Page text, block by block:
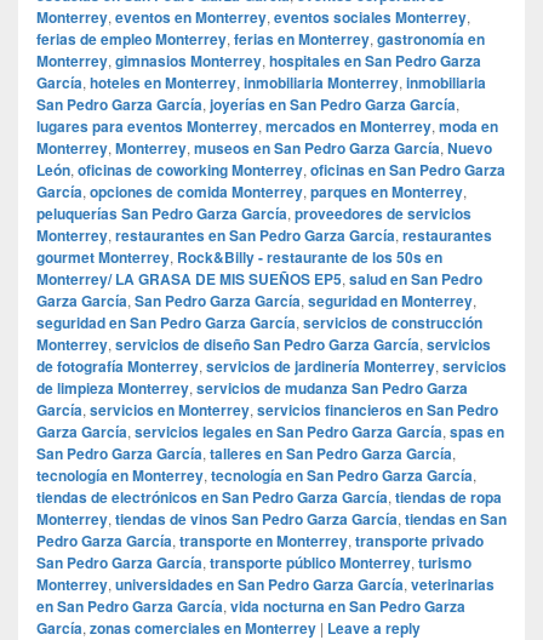
Monterrey, eventos en Monterrey, eventos sociales Monterrey,
ferias de empleo Monterrey, ferias en Monterrey, gastronomía en
Monterrey, gimnasios Monterrey, hospitales en San Pedro Garza
García, hoteles en Monterrey, inmobiliaria Monterrey, inmobiliaria
San Pedro Garza García, joyerías en San Pedro Garza García,
lugares para eventos Monterrey, mercados en Monterrey, moda en
Monterrey, Monterrey, museos en San Pedro Garza García, Nuevo
León, oficinas de coworking Monterrey, oficinas en San Pedro Garza
García, opciones de comida Monterrey, parques en Monterrey,
peluquerías San Pedro Garza García, proveedores de servicios
Monterrey, restaurantes en San Pedro Garza García, restaurantes
gourmet Monterrey, Rock&Billy - restaurante de los 50s en
Monterrey/ LA GRASA DE MIS SUEÑOS EP5, salud en San Pedro
Garza García, San Pedro Garza García, seguridad en Monterrey,
seguridad en San Pedro Garza García, servicios de construcción
Monterrey, servicios de diseño San Pedro Garza García, servicios
de fotografía Monterrey, servicios de jardinería Monterrey, servicios
de limpieza Monterrey, servicios de mudanza San Pedro Garza
García, servicios en Monterrey, servicios financieros en San Pedro
Garza García, servicios legales en San Pedro Garza García, spas en
San Pedro Garza García, talleres en San Pedro Garza García,
tecnología en Monterrey, tecnología en San Pedro Garza García,
tiendas de electrónicos en San Pedro Garza García, tiendas de ropa
Monterrey, tiendas de vinos San Pedro Garza García, tiendas en San
Pedro Garza García, transporte en Monterrey, transporte privado
San Pedro Garza García, transporte público Monterrey, turismo
Monterrey, universidades en San Pedro Garza García, veterinarias
en San Pedro Garza García, vida nocturna en San Pedro Garza
García, zonas comerciales en Monterrey | Leave a reply